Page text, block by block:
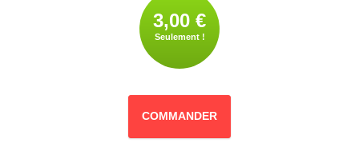
3,00 €
Seulement !
COMMANDER